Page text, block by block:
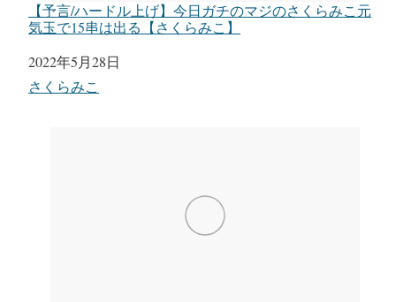
【予言/ハードル上げ】今日ガチのマジのさくらみこ元
気玉で15串は出る【さくらみこ】
日付
2022年5月28日
関連理由
さくらみこ